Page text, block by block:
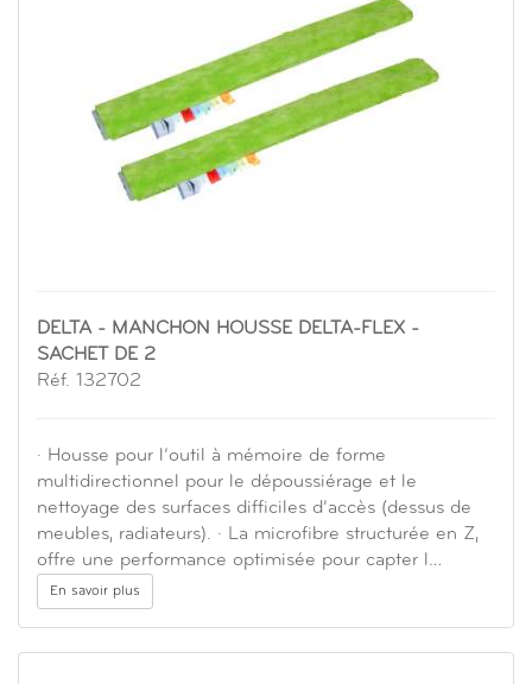
DELTA - MANCHON HOUSSE DELTA-FLEX -
SACHET DE 2
Réf. 132702
· Housse pour l’outil à mémoire de forme
multidirectionnel pour le dépoussiérage et le
nettoyage des surfaces difficiles d’accès (dessus de
meubles, radiateurs). · La microfibre structurée en Z,
offre une performance optimisée pour capter l…
En savoir plus